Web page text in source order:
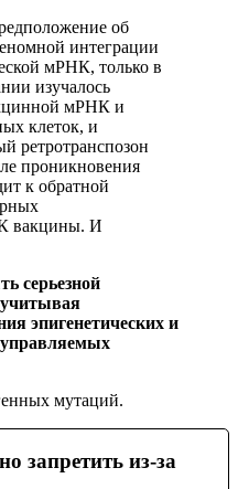
об
интеграции
мРНК, только в
изучалось
мРНК и
клеток, и
ретротранспозон
проникновения
к обратной
вакцины. И
серьезной
учитывая
эпигенетических и
мутаций.
из-за